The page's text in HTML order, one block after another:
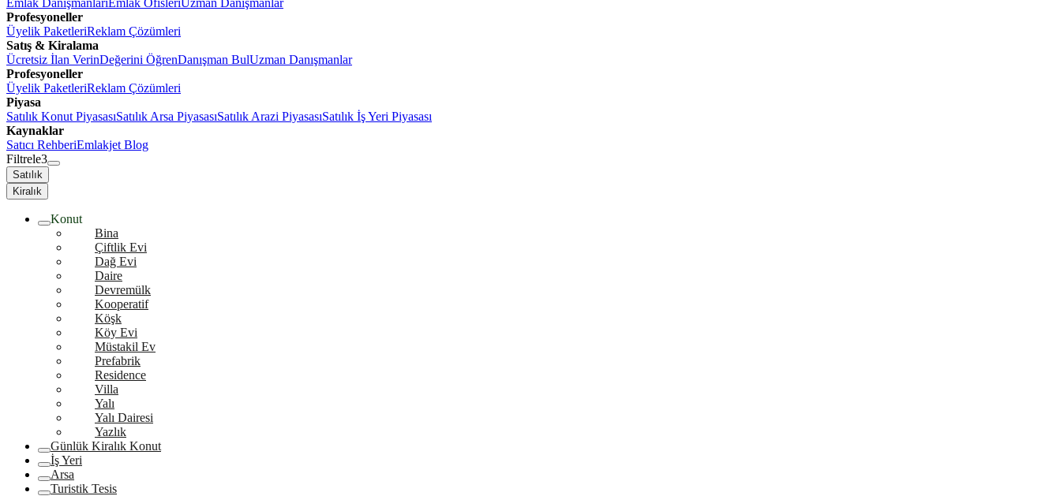
Emlak DanışmanlarıEmlak OfisleriUzman Danışmanlar
Profesyoneller
Üyelik PaketleriReklam Çözümleri
Satış & Kiralama
Ücretsiz İlan VerinDeğerini ÖğrenDanışman BulUzman Danışmanlar
Profesyoneller
Üyelik PaketleriReklam Çözümleri
Piyasa
Satılık Konut PiyasasıSatılık Arsa PiyasasıSatılık Arazi PiyasasıSatılık İş Yeri Piyasası
Kaynaklar
Satıcı RehberiEmlakjet Blog
Filtrele3
Satılık
Kiralık
Konut
Bina
Çiftlik Evi
Dağ Evi
Daire
Devremülk
Kooperatif
Köşk
Köy Evi
Müstakil Ev
Prefabrik
Residence
Villa
Yalı
Yalı Dairesi
Yazlık
Günlük Kiralık Konut
İş Yeri
Arsa
Turistik Tesis